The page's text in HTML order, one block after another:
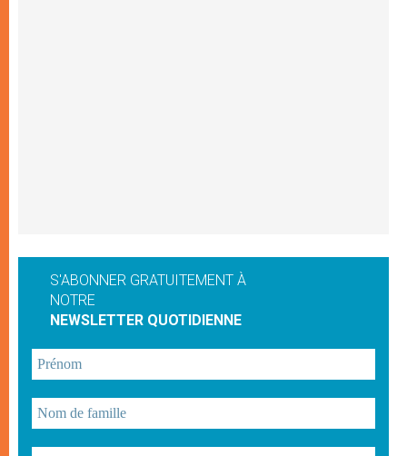
S'ABONNER GRATUITEMENT À
NOTRE
NEWSLETTER QUOTIDIENNE